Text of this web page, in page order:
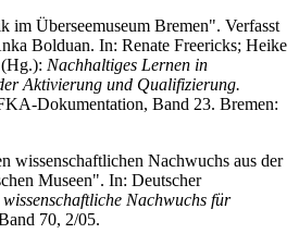
im Überseemuseum Bremen". Verfasst
Bolduan. In: Renate Freericks; Heike
Nachhaltiges Lernen in
Aktivierung und Qualifizierung.
Dokumentation, Band 23. Bremen:
wissenschaftlichen Nachwuchs aus der
Museen". In: Deutscher
Nachwuchs für
70, 2/05.